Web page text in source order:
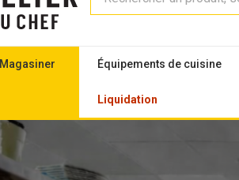
Magasiner Équipements de cuisine
Liquidation